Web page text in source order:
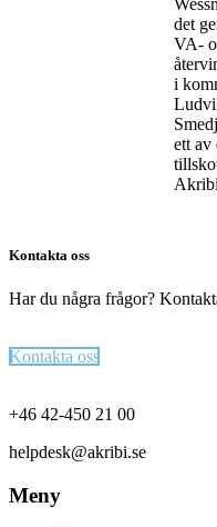
det
VA-
i
ett av
Kontakta oss
Har du några frågor?
Kontakta oss
+46 42-450 21 00
helpdesk@akribi.se
Meny